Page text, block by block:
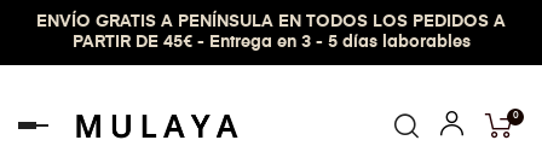
ENVÍO GRATIS A PENÍNSULA EN TODOS LOS PEDIDOS A
PARTIR DE 45€ - Entrega en 3 - 5 días laborables
Navegación
0